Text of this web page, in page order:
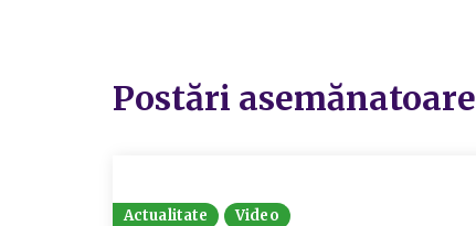
Postări asemănatoare
Actualitate Video